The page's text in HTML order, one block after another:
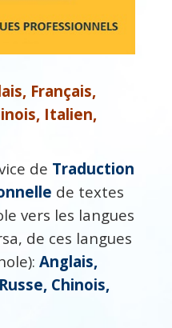
Français,
Italien,
de Traduction
de textes
vers les langues
de ces langues
Anglais,
Chinois,